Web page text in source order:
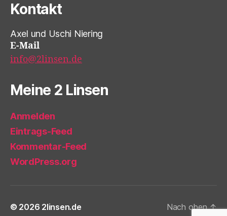
Kontakt
Axel und Uschi Niering
E-Mail
info@2linsen.de
Meine 2 Linsen
Anmelden
Eintrags-Feed
Kommentar-Feed
WordPress.org
© 2026 2linsen.de Nach oben↑